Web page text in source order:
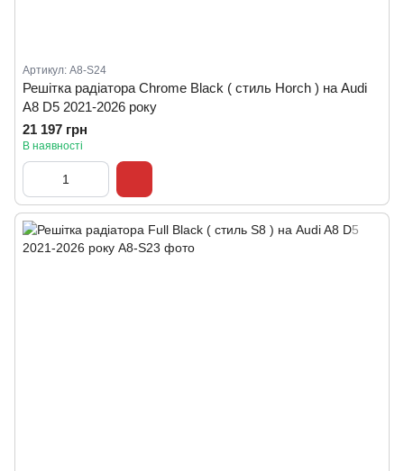
Артикул: A8-S24
Решітка радіатора Chrome Black ( стиль Horch ) на Audi
A8 D5 2021-2026 року
21 197 грн
В наявності